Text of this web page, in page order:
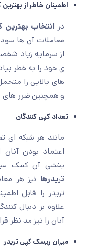
اطمینان خاطر از بهترین
در انتخاب بهترین
معاملات آن ها
از سرمایه زیاد
ی خود را به خطر
های بالایی را
و همچنین ضرر های
تعداد کپی کنندگان
مانند هر شبکه ای
اعتماد بودن آنان
بخشی آن کمک
تریدرها نیز هر
تریدر را قابل
علاوه بر دنبال
آنان را نیز مد نظر
میزان ریسک کپی تریدر